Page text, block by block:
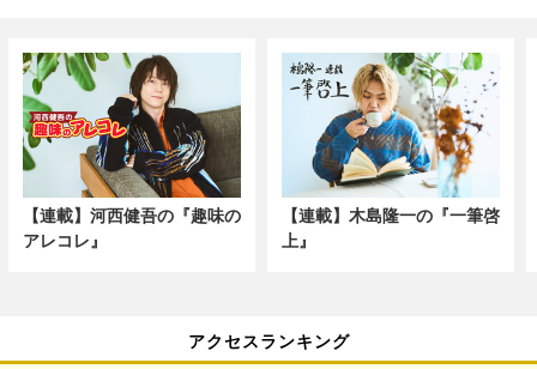
【連載】河西健吾の『趣味の
アレコレ』
【連載】木島隆一の『一筆啓
上』
アクセスランキング